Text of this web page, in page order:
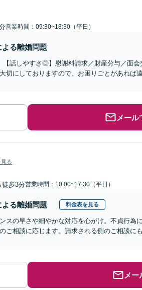
営業時間：09:30~18:30（平日）
る離婚問題
【話しやすさ◎】慰謝料請求／財産分与／面
切にしておりますので、お困りごとがあれば
メール
る
徒歩3分営業時間：10:00~17:30（平日）
る離婚問題 料金表を見る
スの早さや細やかな対応を心がけ。不貞行為
ご相談に応じます。請求される側のご相談に
メー